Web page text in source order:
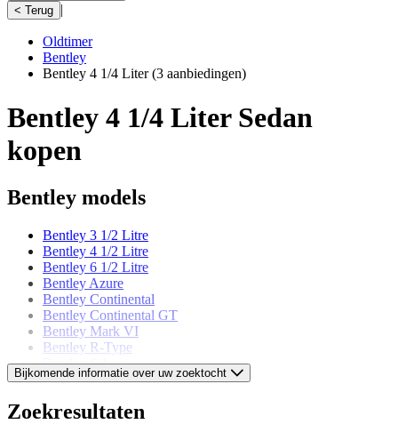
< Terug |
Oldtimer
Bentley
Bentley 4 1/4 Liter(3 aanbiedingen)
Bentley 4 1/4 Liter Sedan
kopen
Bentley models
Bentley 3 1/2 Litre
Bentley 4 1/2 Litre
Bentley 6 1/2 Litre
Bentley Azure
Bentley Continental
Bentley Continental GT
Bentley Mark VI
Bentley R-Type
Bentley S 1
Bentley S 2
Bentley Turbo R
Bijkomende informatie over uw zoektocht
Zoekresultaten